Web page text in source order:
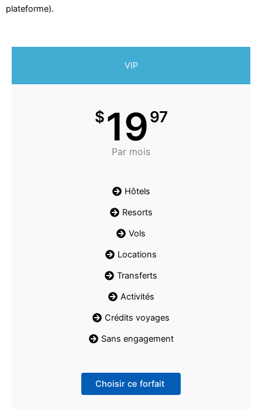
plateforme).
VIP
$1997
Par mois
Hôtels
Resorts
Vols
Locations
Transferts
Activités
Crédits voyages
Sans engagement
Choisir ce forfait